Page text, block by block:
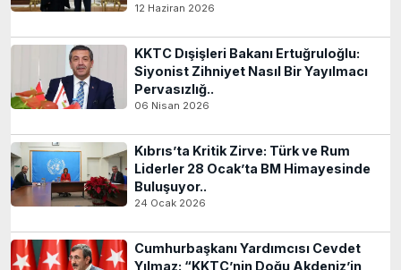
12 Haziran 2026
KKTC Dışişleri Bakanı Ertuğruloğlu:
Siyonist Zihniyet Nasıl Bir Yayılmacı
Pervasızlığ..
06 Nisan 2026
Kıbrıs’ta Kritik Zirve: Türk ve Rum
Liderler 28 Ocak’ta BM Himayesinde
Buluşuyor..
24 Ocak 2026
Cumhurbaşkanı Yardımcısı Cevdet
Yılmaz: “KKTC’nin Doğu Akdeniz’in